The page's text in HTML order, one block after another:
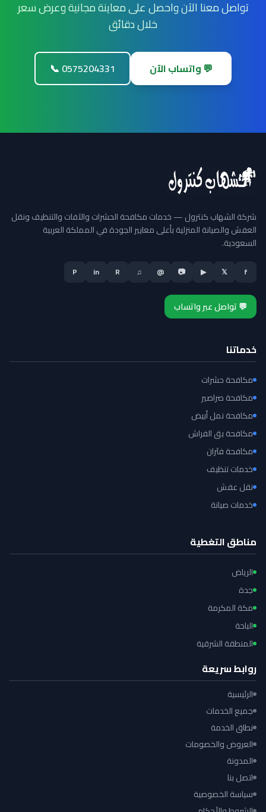
تواصل معنا الآن واحصل على معاينة مجانية وعرض سعر
خلال دقائق
💬 واتساب الآن 📞 0575204331
شركة الشهاب كنترول — خدمات مكافحة الحشرات والآفات والتنظيف ونقل
العفش والصيانة المنزلية بأعلى معايير الجودة في المملكة العربية
السعودية.
f
𝕏
▶
📷
@
♫
R
in
P
💬 تواصل عبر واتساب
خدماتنا
مكافحة حشرات
مكافحة صراصير
مكافحة نمل أبيض
مكافحة بق الفراش
مكافحة فئران
خدمات تنظيف
نقل عفش
خدمات صيانة
مناطق التغطية
الرياض
جدة
مكة المكرمة
الباحة
المنطقة الشرقية
روابط سريعة
الرئيسية
جميع الخدمات
نطاق الخدمة
العروض والخصومات
المدونة
اتصل بنا
سياسة الخصوصية